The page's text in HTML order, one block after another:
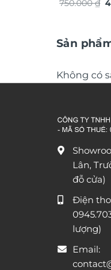
TG4937S
750.000₫
Sản
Không có
Lân,
đỗ cửa)
Điện
lượng)
Email: